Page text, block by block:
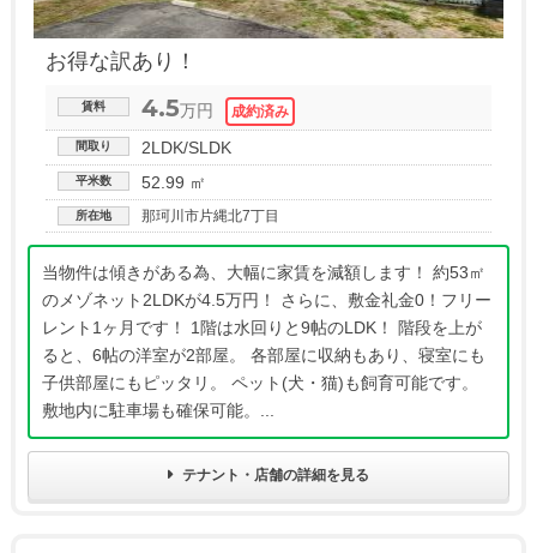
お得な訳あり！
賃料 4.5万円
間取り 2LDK/SLDK
平米数 52.99 ㎡
所在地 那珂川市片縄北7丁目
当物件は傾きがある為、大幅に家賃を減額します！ 約53㎡
のメゾネット2LDKが4.5万円！ さらに、敷金礼金0！フリー
レント1ヶ月です！ 1階は水回りと9帖のLDK！ 階段を上が
ると、6帖の洋室が2部屋。 各部屋に収納もあり、寝室にも
子供部屋にもピッタリ。 ペット(犬・猫)も飼育可能です。
敷地内に駐車場も確保可能。...
テナント・店舗の詳細を見る